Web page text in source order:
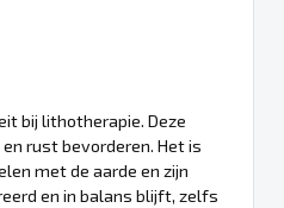
bij lithotherapie. Deze
rust bevorderen. Het is
met de aarde en zijn
en in balans blijft, zelfs